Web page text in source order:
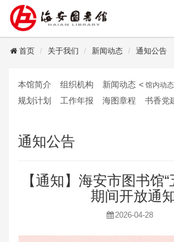
读者登录
首页 关于我们 新闻动态 通知公告
本馆简介 组织机构 新闻动态 < 馆内动态
规划计划
工作年报 海图章程 书香党
通知公告
【通知】海安市图书馆
期间开放通
2026-04-28